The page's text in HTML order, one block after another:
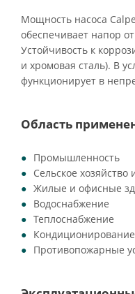
Мощность насоса
обеспечивает напор
Устойчивость к
и хромовая сталь). В
функционирует в
Область
Промышленность
Сельское хозяйство
Жилые и офисные
Водоснабжение
Теплоснабжение
Кондиционирование
Противопожарные